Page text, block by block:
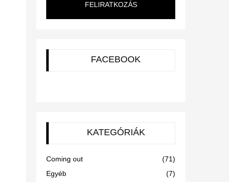
FELIRATKOZÁS
FACEBOOK
KATEGÓRIÁK
Coming out
(71)
Egyéb
(7)